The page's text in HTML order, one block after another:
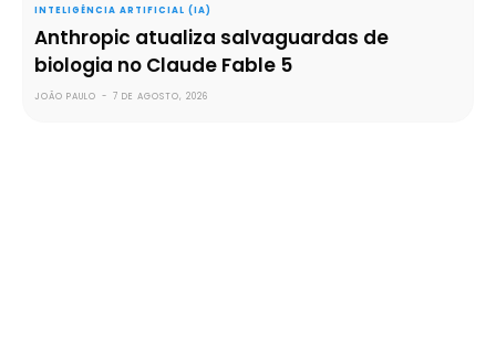
INTELIGÊNCIA ARTIFICIAL (IA)
Anthropic atualiza salvaguardas de
biologia no Claude Fable 5
JOÃO PAULO - 7 DE AGOSTO, 2026